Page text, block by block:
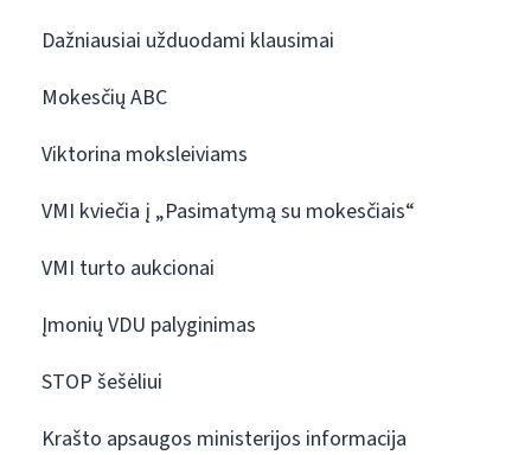
Dažniausiai užduodami klausimai
Mokesčių ABC
Viktorina moksleiviams
VMI kviečia į „Pasimatymą su mokesčiais“
VMI turto aukcionai
Įmonių VDU palyginimas
STOP šešėliui
Krašto apsaugos ministerijos informacija